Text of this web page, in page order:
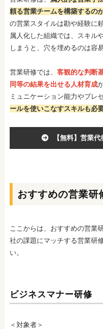
頼る営業チームを構築するの
の営業スタイルは勘や経験に
属人化した組織では、スキル
しまうと、穴を埋めるのは容
営業研修では、 客観的な判断
同等の結果を出せる人材育成
ミュニケーション能力やプレ
ールを使いこなすスキルも必
【無料】営業
おすすめの営業研
ここからは、おすすめの営業
社の課題にマッチする営業研
い。
ビジネスマナー研修
＜対象者＞